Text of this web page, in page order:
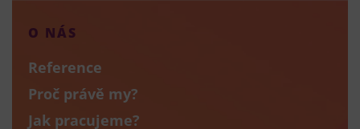
O NÁS
Reference
Proč právě my?
Jak pracujeme?